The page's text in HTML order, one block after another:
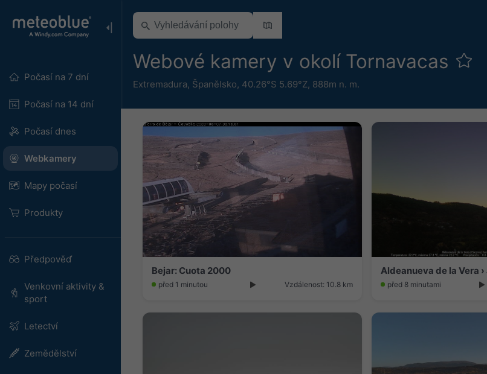
Počasí na 7 dní
Počasí na 14 dní
Počasí dnes
Webkamery
Mapy počasí
Produkty
Předpověď
Venkovní aktivity &
sport
Letectví
Zemědělství
Webové kamery v okolí Tornavacas
Extremadura, Španělsko, 40.26°S 5.69°Z, 888m n. m.
Bejar: Cuota 2000
před 1 minutou Vzdálenost: 10.8 km
Aldeanueva de la Vera ›
před 8 minutami